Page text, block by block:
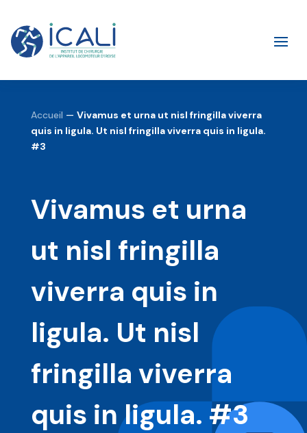
Accueil — Vivamus et urna ut nisl fringilla viverra
quis in ligula. Ut nisl fringilla viverra quis in ligula.
#3
Vivamus et urna
ut nisl fringilla
viverra quis in
ligula. Ut nisl
fringilla viverra
quis in ligula. #3